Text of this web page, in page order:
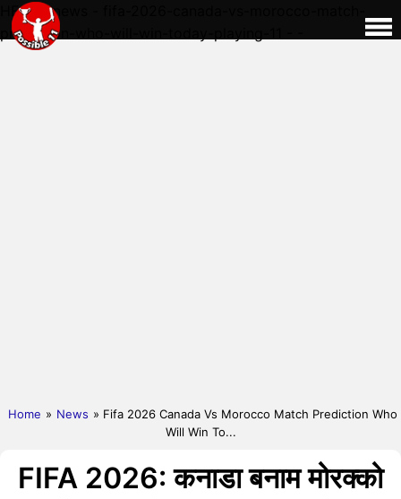
HERE - news - fifa-2026-canada-vs-morocco-match-
prediction-who-will-win-today-playing-11 - -
Home » News » Fifa 2026 Canada Vs Morocco Match Prediction Who
Will Win To...
FIFA 2026: कनाडा बनाम मोरक्को